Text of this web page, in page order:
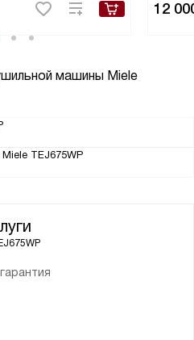
12
машины Miele
TEJ675WP